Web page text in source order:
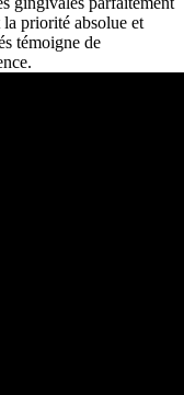
priorité absolue et
témoigne de